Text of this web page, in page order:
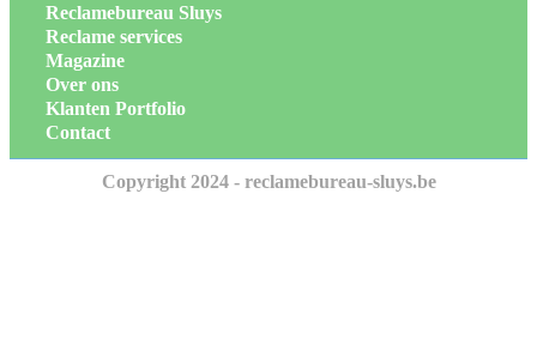
Reclamebureau Sluys
Reclame services
Magazine
Over ons
Klanten Portfolio
Contact
Copyright 2024 - reclamebureau-sluys.be